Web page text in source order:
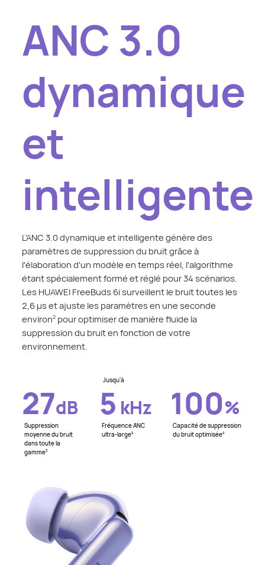
ANC 3.0
dynamique
et
intelligente
L'ANC 3.0 dynamique et intelligente génère des
paramètres de suppression du bruit grâce à
l'élaboration d'un modèle en temps réel, l'algorithme
étant spécialement formé et réglé pour 34 scénarios.
Les HUAWEI FreeBuds 6i surveillent le bruit toutes les
2,6 μs et ajuste les paramètres en une seconde
environ2 pour optimiser de manière fluide la
suppression du bruit en fonction de votre
environnement.
Jusqu'à
27dB
Suppression
moyenne du bruit
dans toute la
gamme3
5 kHz
Fréquence ANC
ultra-large4
100%
Capacité de suppression
du bruit optimisée4